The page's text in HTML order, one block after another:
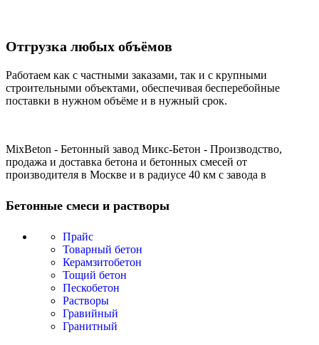
Отгрузка любых объёмов
Работаем как с частными заказами, так и с крупными
строительными объектами, обеспечивая бесперебойные
поставки в нужном объёме и в нужный срок.
MixBeton - Бетонный завод Микс-Бетон - Производство,
продажа и доставка бетона и бетонных смесей от
производителя в Москве и в радиусе 40 км с завода в
Бетонные смеси и растворы
Прайс
Товарный бетон
Керамзитобетон
Тощий бетон
Пескобетон
Растворы
Гравийный
Гранитный